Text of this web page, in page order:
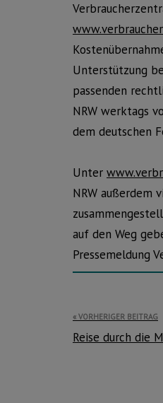
Unterstützung
passenden
NRW werktags
dem deutschen
Unter
NRW außerdem
auf den Weg
Pressemeldung
VORHERIGER BEITRAG
Reise durch die